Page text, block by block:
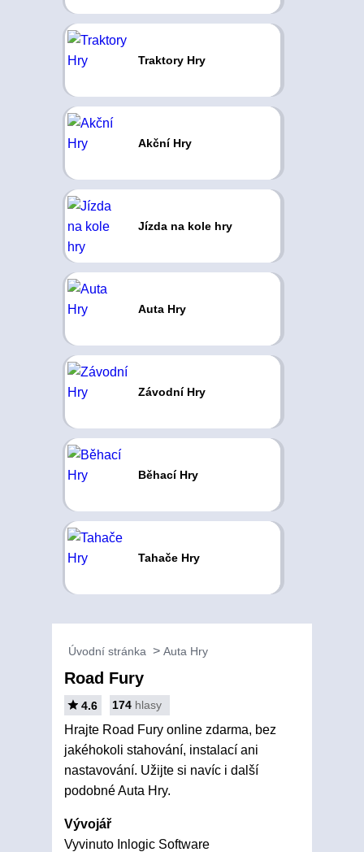
Traktory Hry
Akční Hry
Jízda na kole hry
Auta Hry
Závodní Hry
Běhací Hry
Tahače Hry
Úvodní stránka Auta Hry
Road Fury
4.6 174 hlasy
Hrajte Road Fury online zdarma, bez
jakéhokoli stahování, instalací ani
nastavování. Užijte si navíc i další
podobné Auta Hry.
Vývojář
Vyvinuto Inlogic Software